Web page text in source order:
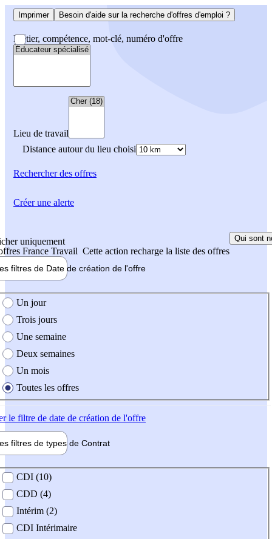
Imprimer Besoin d'aide sur la recherche d'offres d'emploi ?
Métier, compétence, mot-clé, numéro d'offre
Lieu de travail
Distance autour du lieu choisi
Rechercherdes offres
uniquement
France Travail Cette action recharge la liste des offres
Qui sont
filtres de Date de création de l'offre
création de l'offre
Un jour
Trois jours
Une semaine
Deux semaines
Un mois
Toutes les offres
le filtre de date de création de l'offre
filtres de types de Contrat
contrat
CDI (10)
CDD (4)
Intérim (2)
CDI Intérimaire
Créer une alerte